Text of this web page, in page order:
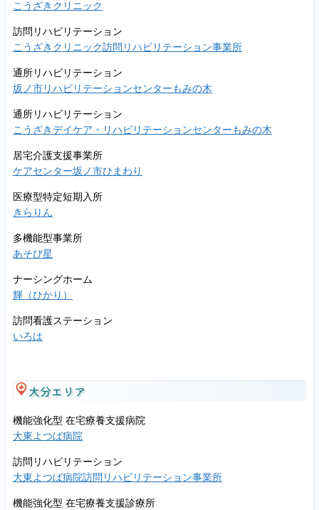
こうざきクリニック
訪問リハビリテーション
こうざきクリニック訪問リハビリテーション事業所
通所リハビリテーション
坂ノ市リハビリテーションセンターもみの木
通所リハビリテーション
こうざきデイケア・リハビリテーションセンターもみの木
居宅介護支援事業所
ケアセンター坂ノ市ひまわり
医療型特定短期入所
きらりん
多機能型事業所
あそび星
ナーシングホーム
輝（ひかり）
訪問看護ステーション
いろは
大分エリア
機能強化型 在宅療養支援病院
大東よつば病院
訪問リハビリテーション
大東よつば病院訪問リハビリテーション事業所
機能強化型 在宅療養支援診療所